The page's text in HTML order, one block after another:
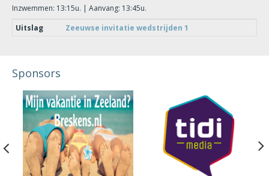
Inzwemmen: 13:15u. | Aanvang: 13:45u.
Uitslag
Zeeuwse invitatie wedstrijden 1
Sponsors
Previous